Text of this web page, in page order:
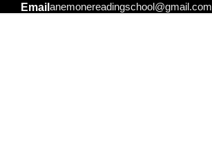
Email anemonereadingschool@gmail.com